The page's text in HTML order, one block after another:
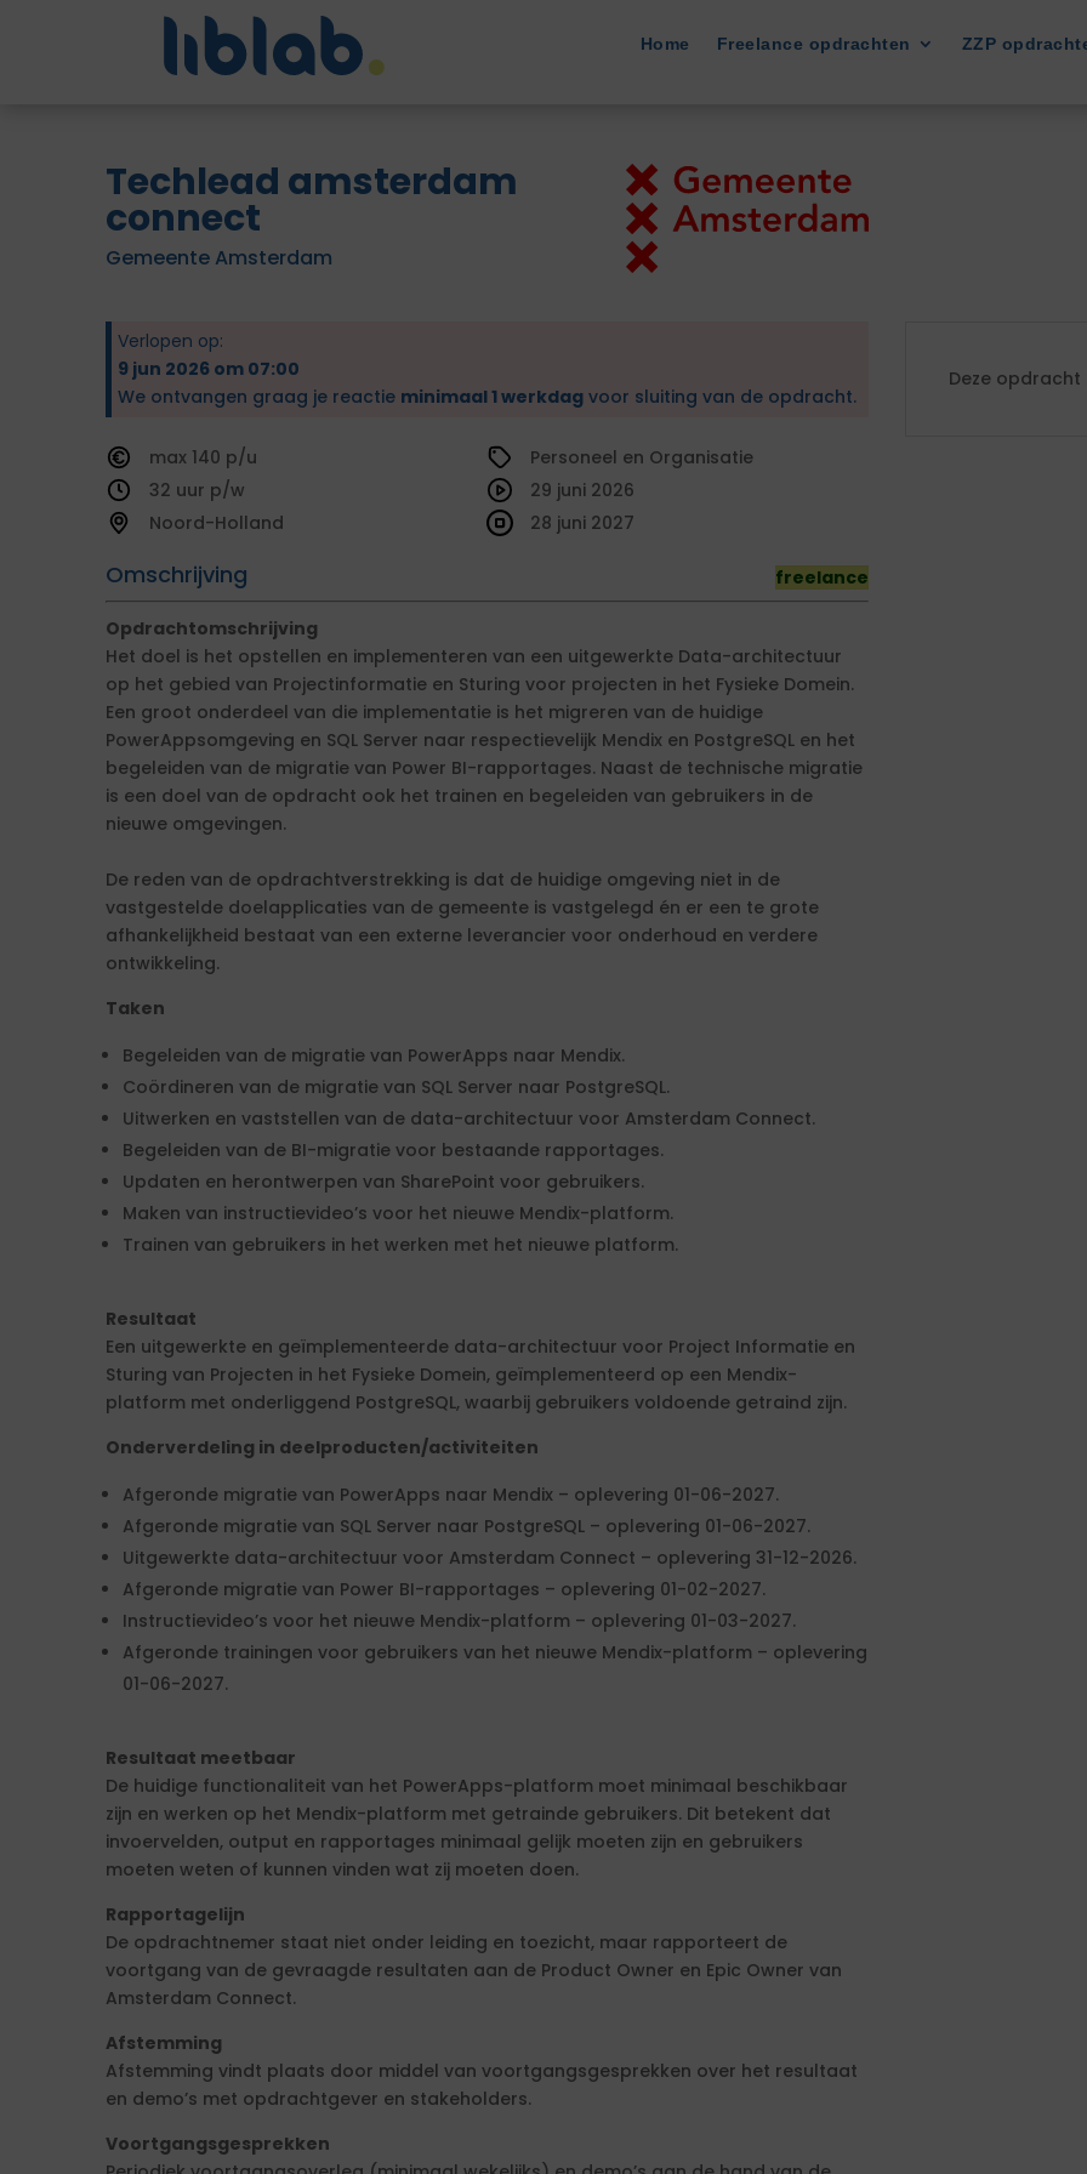
Home Freelance opdrachten ZZP
Techlead amsterdam
connect
Gemeente Amsterdam
Verlopen op:
9 jun 2026 om 07:00
We ontvangen graag je reactie minimaal 1 werkdag voor sluiting van de opdracht.
140
32
Noord-Holland
Personeel en Organisatie
Omschrijving freelance
29 juni 2026
28 juni 2027
Opdrachtomschrijving
Het doel is het opstellen en implementeren van een uitgewerkte Data-architectuur
op het gebied van Projectinformatie en Sturing voor projecten in het Fysieke Domein.
Een groot onderdeel van die implementatie is het migreren van de huidige
PowerAppsomgeving en SQL Server naar respectievelijk Mendix en PostgreSQL en het
begeleiden van de migratie van Power BI-rapportages. Naast de technische migratie
is een doel van de opdracht ook het trainen en begeleiden van gebruikers in de
nieuwe omgevingen.
De reden van de opdrachtverstrekking is dat de huidige omgeving niet in de
vastgestelde doelapplicaties van de gemeente is vastgelegd én er een te grote
afhankelijkheid bestaat van een externe leverancier voor onderhoud en verdere
ontwikkeling.
Taken
Begeleiden van de migratie van PowerApps naar Mendix.
Coördineren van de migratie van SQL Server naar PostgreSQL.
Uitwerken en vaststellen van de data-architectuur voor Amsterdam Connect.
Begeleiden van de BI-migratie voor bestaande rapportages.
Updaten en herontwerpen van SharePoint voor gebruikers.
Maken van instructievideo’s voor het nieuwe Mendix-platform.
Trainen van gebruikers in het werken met het nieuwe platform.
Resultaat
Een uitgewerkte en geïmplementeerde data-architectuur voor Project Informatie en
Sturing van Projecten in het Fysieke Domein, geïmplementeerd op een Mendix-
platform met onderliggend PostgreSQL, waarbij gebruikers voldoende getraind zijn.
Onderverdeling in deelproducten/activiteiten
Afgeronde migratie van PowerApps naar Mendix – oplevering 01-06-2027.
Afgeronde migratie van SQL Server naar PostgreSQL – oplevering 01-06-2027.
Uitgewerkte data-architectuur voor Amsterdam Connect – oplevering 31-12-2026.
Afgeronde migratie van Power BI-rapportages – oplevering 01-02-2027.
Instructievideo’s voor het nieuwe Mendix-platform – oplevering 01-03-2027.
Afgeronde trainingen voor gebruikers van het nieuwe Mendix-platform – oplevering
01-06-2027.
Resultaat meetbaar
De huidige functionaliteit van het PowerApps-platform moet minimaal beschikbaar
zijn en werken op het Mendix-platform met getrainde gebruikers. Dit betekent dat
invoervelden, output en rapportages minimaal gelijk moeten zijn en gebruikers
moeten weten of kunnen vinden wat zij moeten doen.
Rapportagelijn
De opdrachtnemer staat niet onder leiding en toezicht, maar rapporteert de
voortgang van de gevraagde resultaten aan de Product Owner en Epic Owner van
Amsterdam Connect.
Afstemming
Afstemming vindt plaats door middel van voortgangsgesprekken over het resultaat
en demo’s met opdrachtgever en stakeholders.
Voortgangsgesprekken
Deze opdracht